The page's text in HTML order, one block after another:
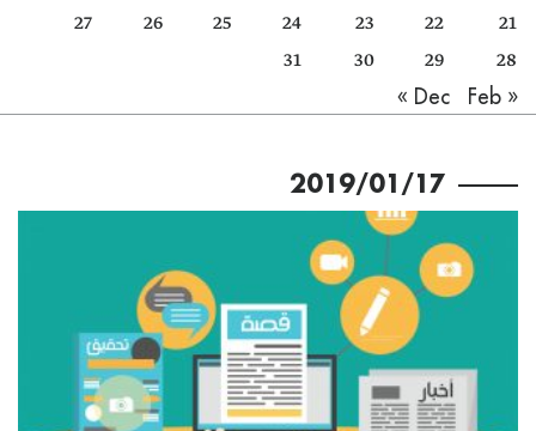
21
22
23
24
25
26
27
28
29
30
31
« Dec
Feb »
2019/01/17